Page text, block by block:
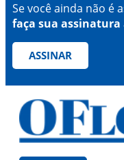
Se você ainda não é
faça sua assinatura
ASSINAR